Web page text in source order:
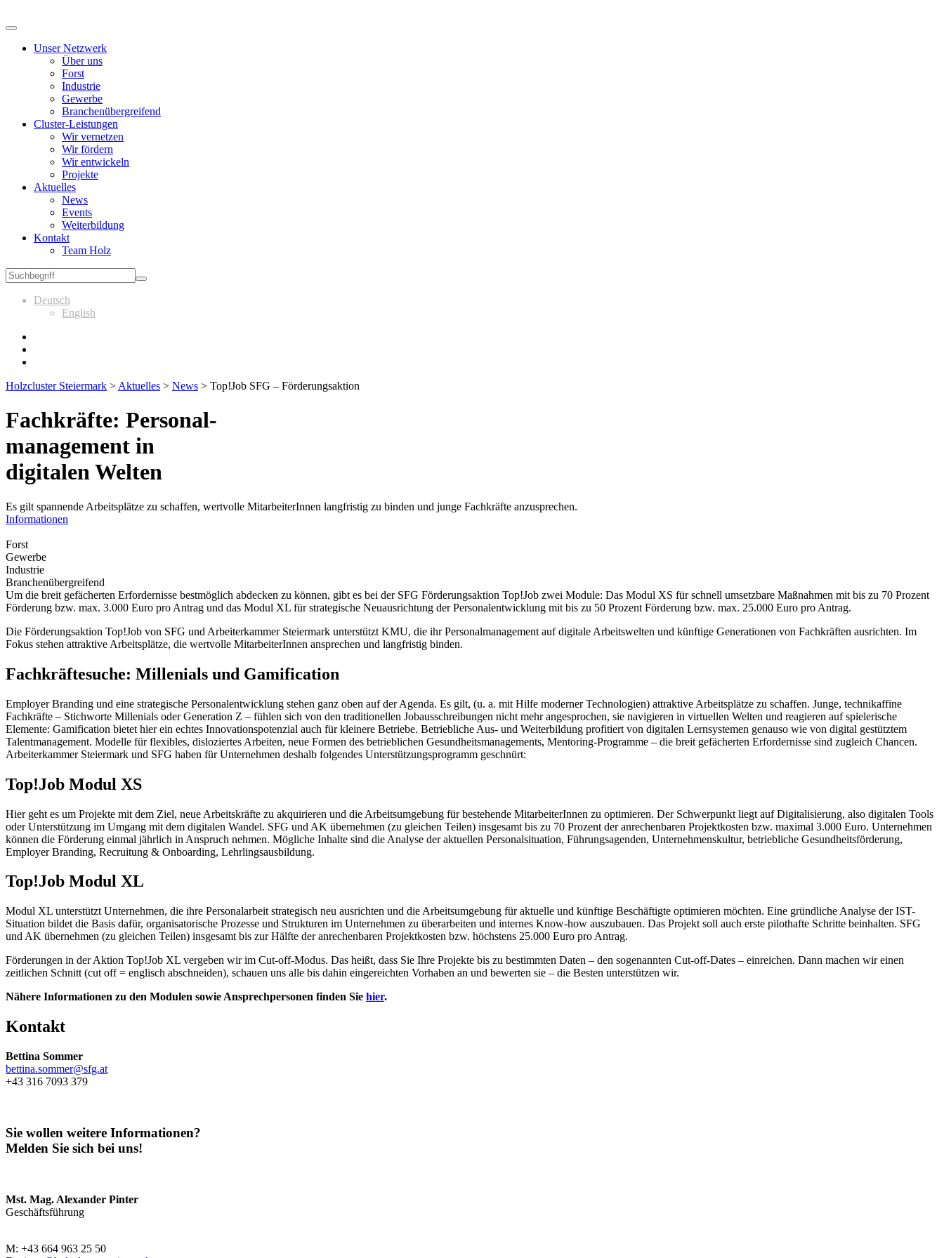
Unser Netzwerk
Über uns
Forst
Industrie
Gewerbe
Branchenübergreifend
Cluster-Leistungen
Wir vernetzen
Wir fördern
Wir entwickeln
Projekte
Aktuelles
News
Events
Weiterbildung
Kontakt
Team Holz
Deutsch
English
Holzcluster Steiermark > Aktuelles > News > Top!Job SFG – Förderungsaktion
Fachkräfte: Personal-
management in
digitalen Welten
Es gilt spannende Arbeitsplätze zu schaffen, wertvolle MitarbeiterInnen langfristig zu binden und junge Fachkräfte anzusprechen.
Informationen
Forst
Gewerbe
Industrie
Branchenübergreifend
Um die breit gefächerten Erfordernisse bestmöglich abdecken zu können, gibt es bei der SFG Förderungsaktion Top!Job zwei Module: Das Modul XS für schnell umsetzbare Maßnahmen mit bis zu 70 Prozent
Förderung bzw. max. 3.000 Euro pro Antrag und das Modul XL für strategische Neuausrichtung der Personalentwicklung mit bis zu 50 Prozent Förderung bzw. max. 25.000 Euro pro Antrag.
Die Förderungsaktion Top!Job von SFG und Arbeiterkammer Steiermark unterstützt KMU, die ihr Personalmanagement auf digitale Arbeitswelten und künftige Generationen von Fachkräften ausrichten. Im
Fokus stehen attraktive Arbeitsplätze, die wertvolle MitarbeiterInnen ansprechen und langfristig binden.
Fachkräftesuche: Millenials und Gamification
Employer Branding und eine strategische Personalentwicklung stehen ganz oben auf der Agenda. Es gilt, (u. a. mit Hilfe moderner Technologien) attraktive Arbeitsplätze zu schaffen. Junge, technikaffine
Fachkräfte – Stichworte Millenials oder Generation Z – fühlen sich von den traditionellen Jobausschreibungen nicht mehr angesprochen, sie navigieren in virtuellen Welten und reagieren auf spielerische
Elemente: Gamification bietet hier ein echtes Innovationspotenzial auch für kleinere Betriebe. Betriebliche Aus- und Weiterbildung profitiert von digitalen Lernsystemen genauso wie von digital gestütztem
Talentmanagement. Modelle für flexibles, disloziertes Arbeiten, neue Formen des betrieblichen Gesundheitsmanagements, Mentoring-Programme – die breit gefächerten Erfordernisse sind zugleich Chancen.
Arbeiterkammer Steiermark und SFG haben für Unternehmen deshalb folgendes Unterstützungsprogramm geschnürt:
Top!Job Modul XS
Hier geht es um Projekte mit dem Ziel, neue Arbeitskräfte zu akquirieren und die Arbeitsumgebung für bestehende MitarbeiterInnen zu optimieren. Der Schwerpunkt liegt auf Digitalisierung, also digitalen Tools
oder Unterstützung im Umgang mit dem digitalen Wandel. SFG und AK übernehmen (zu gleichen Teilen) insgesamt bis zu 70 Prozent der anrechenbaren Projektkosten bzw. maximal 3.000 Euro. Unternehmen
können die Förderung einmal jährlich in Anspruch nehmen. Mögliche Inhalte sind die Analyse der aktuellen Personalsituation, Führungsagenden, Unternehmenskultur, betriebliche Gesundheitsförderung,
Employer Branding, Recruitung & Onboarding, Lehrlingsausbildung.
Top!Job Modul XL
Modul XL unterstützt Unternehmen, die ihre Personalarbeit strategisch neu ausrichten und die Arbeitsumgebung für aktuelle und künftige Beschäftigte optimieren möchten. Eine gründliche Analyse der IST-
Situation bildet die Basis dafür, organisatorische Prozesse und Strukturen im Unternehmen zu überarbeiten und internes Know-how auszubauen. Das Projekt soll auch erste pilothafte Schritte beinhalten. SFG
und AK übernehmen (zu gleichen Teilen) insgesamt bis zur Hälfte der anrechenbaren Projektkosten bzw. höchstens 25.000 Euro pro Antrag.
Förderungen in der Aktion Top!Job XL vergeben wir im Cut-off-Modus. Das heißt, dass Sie Ihre Projekte bis zu bestimmten Daten – den sogenannten Cut-off-Dates – einreichen. Dann machen wir einen
zeitlichen Schnitt (cut off = englisch abschneiden), schauen uns alle bis dahin eingereichten Vorhaben an und bewerten sie – die Besten unterstützen wir.
Nähere Informationen zu den Modulen sowie Ansprechpersonen finden Sie hier.
Kontakt
Bettina Sommer
bettina.sommer@sfg.at
+43 316 7093 379
Sie wollen weitere Informationen?
Melden Sie sich bei uns!
Mst. Mag. Alexander Pinter
Geschäftsführung
M: +43 664 963 25 50